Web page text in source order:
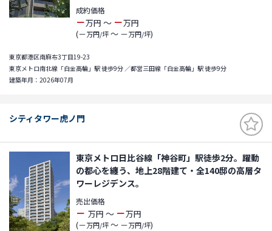
成約価格
－万円 ～ －万円
(－万円/坪～ －万円/坪)
東京都港区南麻布3丁目19-23
東京メトロ南北線「白金高輪」駅 徒歩9分 ／都営三田線「白金高輪」駅 徒歩9分
建築年月：2026年07月
シティタワー虎ノ門
東京メトロ日比谷線「神谷町」駅徒歩2分。躍動
の都心を纏う、地上28階建て・全140邸の高層タ
ワーレジデンス。
売出価格
－ 万円 ～ －万円
(－万円/坪～ －万円/坪)